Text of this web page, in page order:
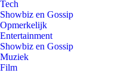
Tech
Showbiz en Gossip
Opmerkelijk
Entertainment
Showbiz en Gossip
Muziek
Film